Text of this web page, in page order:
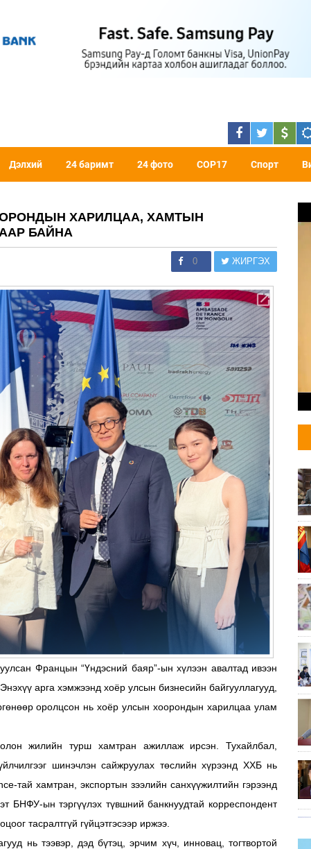
Дэлхий 24 баримт 24 фото COP17 Спорт
ХАРИЛЦАА, ХАМТЫН
БАЙНА
0 ЖИРГЭХ
Францын “Үндэсний баяр”-ын хүлээн авалтад ивээн
арга хэмжээнд хоёр улсын бизнесийн байгууллагууд,
оролцсон нь хоёр улсын хоорондын харилцаа улам
жилийн турш хамтран ажиллаж ирсэн. Тухайлбал,
шинэчлэн сайжруулах төслийн хүрээнд ХХБ нь
тай хамтран, экспортын зээлийн санхүүжилтийн гэрээнд
БНФУ-ын тэргүүлэх түвшний банкнуудтай корреспондент
тасралтгүй гүйцэтгэсээр иржээ.
нь тээвэр, дэд бүтэц, эрчим хүч, инновац, тогтвортой